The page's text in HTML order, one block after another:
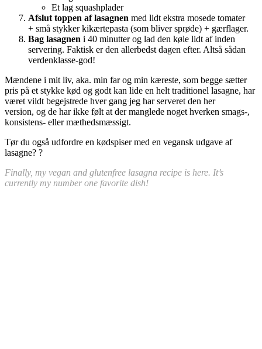
Et lag squashplader
Afslut toppen af lasagnen med lidt ekstra mosede tomater
+ små stykker kikærtepasta (som bliver sprøde) + gærflager.
Bag lasagnen i 40 minutter og lad den køle lidt af inden
servering. Faktisk er den allerbedst dagen efter. Altså sådan
verdenklasse-god!
Mændene i mit liv, aka. min far og min kæreste, som begge sætter
pris på et stykke kød og godt kan lide en helt traditionel lasagne, har
været vildt begejstrede hver gang jeg har serveret den her
version, og de har ikke følt at der manglede noget hverken smags-,
konsistens- eller mæthedsmæssigt.
Tør du også udfordre en kødspiser med en vegansk udgave af
lasagne? ?
Finally, my vegan and glutenfree lasagna recipe is here. It’s
currently my number one favorite dish!